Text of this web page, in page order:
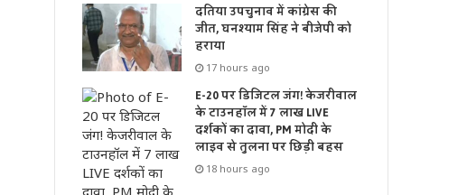
दतिया उपचुनाव में कांग्रेस की
जीत, घनश्याम सिंह ने बीजेपी को
हराया
17 hours ago
E-20 पर डिजिटल जंग! केजरीवाल
के टाउनहॉल में 7 लाख LIVE
दर्शकों का दावा, PM मोदी के
लाइव से तुलना पर छिड़ी बहस
18 hours ago